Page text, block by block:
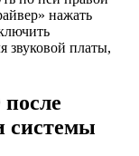
нажать
звуковой платы,
системы